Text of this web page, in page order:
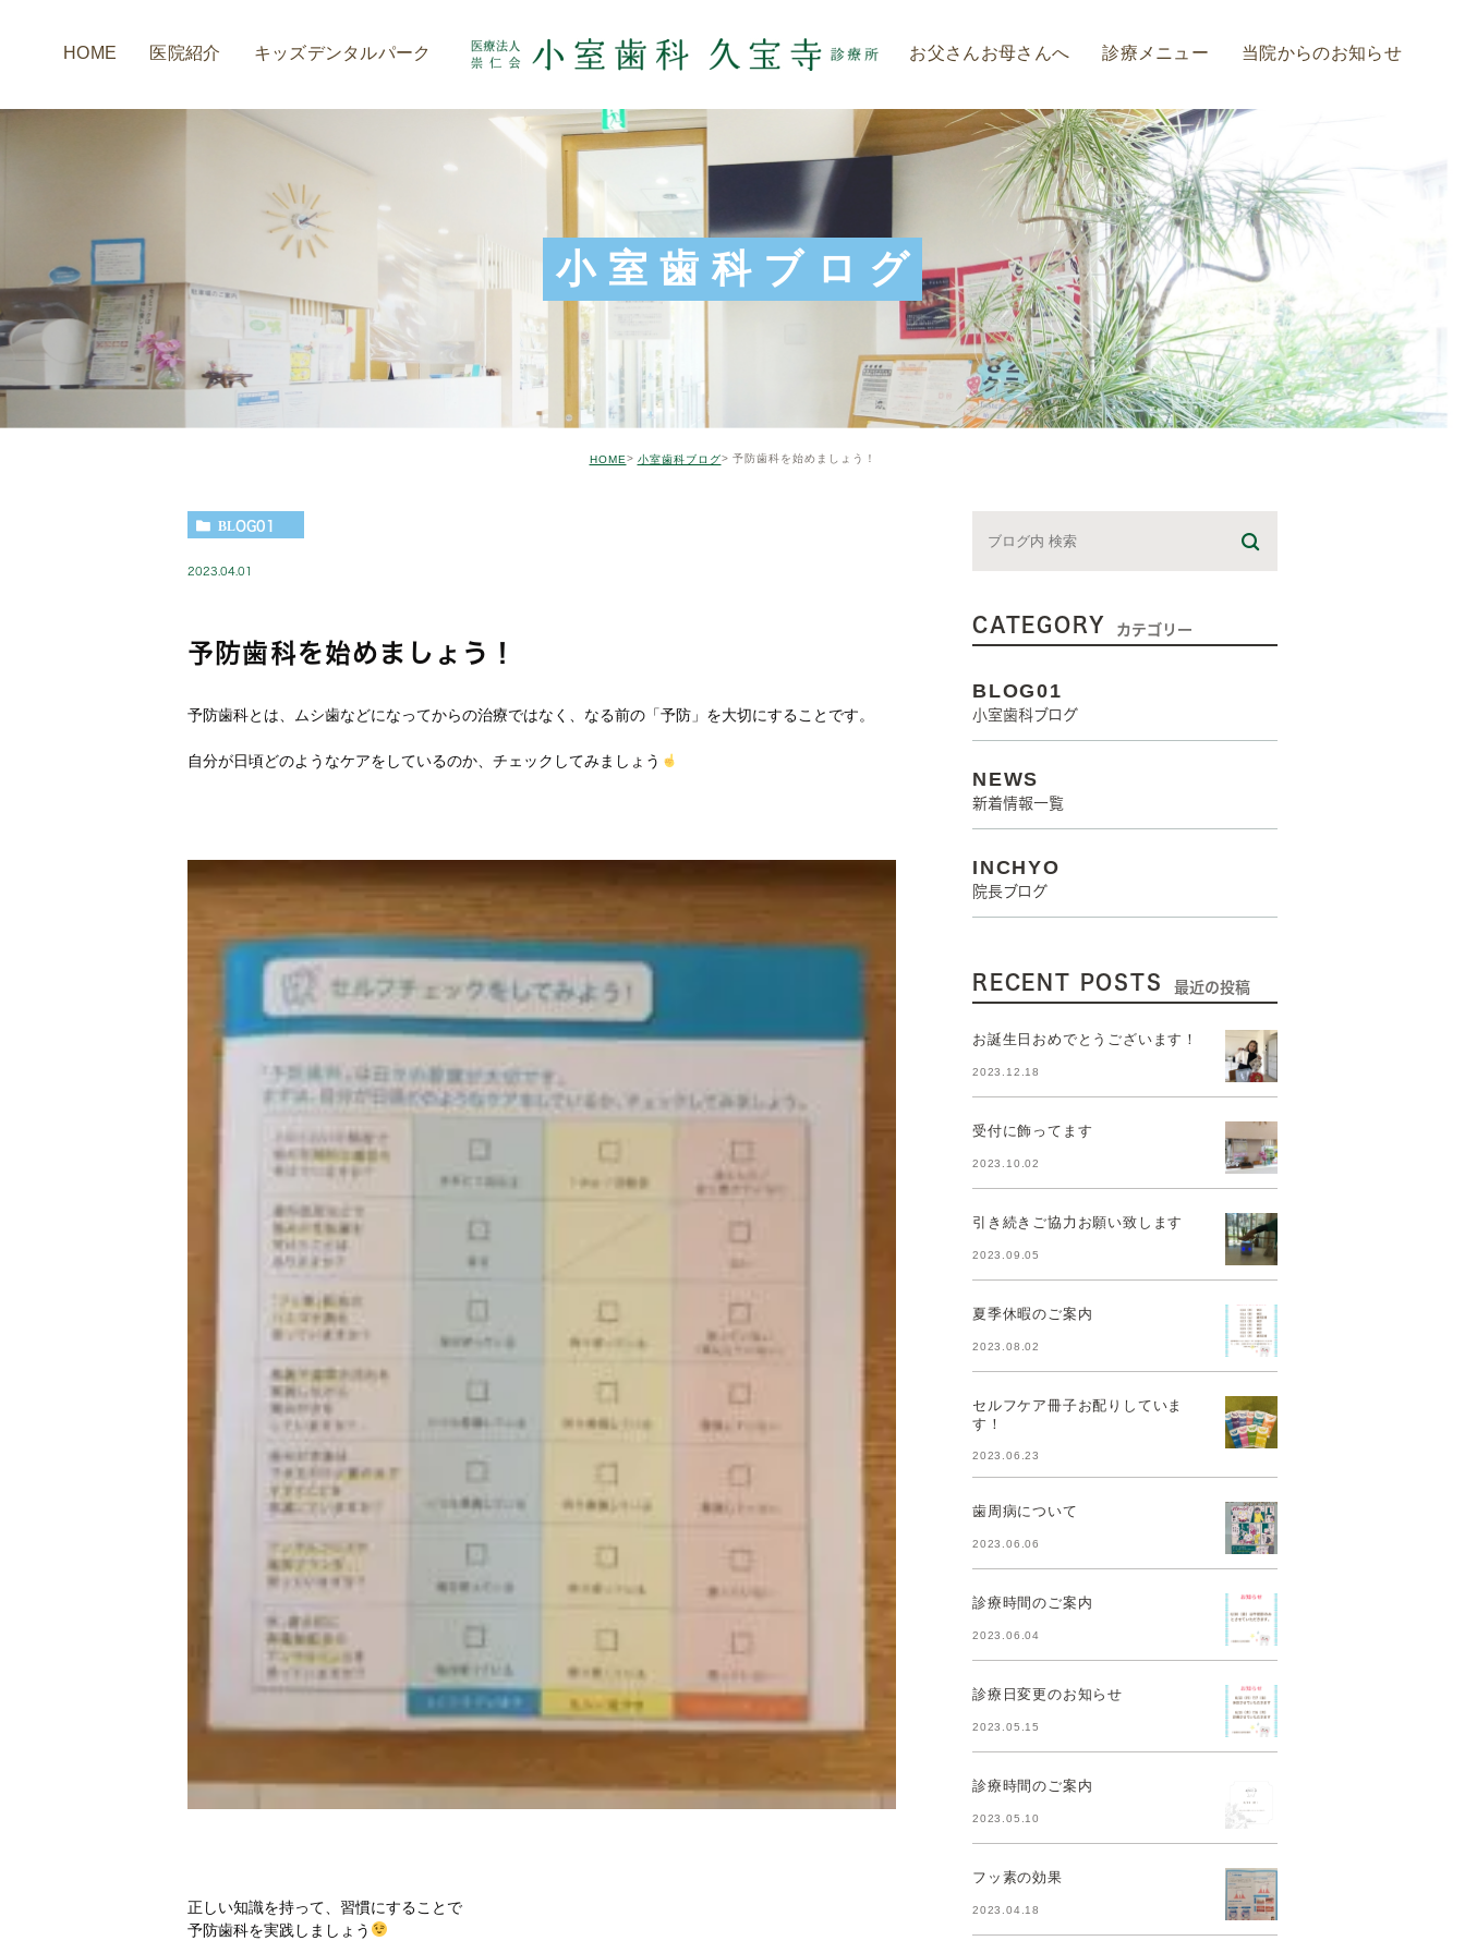
HOME 医院紹介 キッズデンタルパーク お父さんお母さんへ 診療メニュー
診療の流れ
虫歯治療
歯周病予防・治療
インプラント
入れ歯
ホワイトニング
審美治療
矯正治療
当院からのお知らせ
小室歯科ブログ
HOME 小室歯科ブログ 予防歯科を始めましょう！
BLOG01
2023.04.01
予防歯科を始めましょう！
予防歯科とは、ムシ歯などになってからの治療ではなく、なる前の「予防」を大切にすることです。
自分が日頃どのようなケアをしているのか、チェックしてみましょう
正しい知識を持って、習慣にすることで
予防歯科を実践しましょう
CATEGORY カテゴリー
BLOG01
小室歯科ブログ
NEWS
新着情報一覧
INCHYO
院長ブログ
RECENT POSTS 最近の投稿
お誕生日おめでとうございます！
2023.12.18
受付に飾ってます
2023.10.02
引き続きご協力お願い致します
2023.09.05
夏季休暇のご案内
2023.08.02
セルフケア冊子お配りしていま
す！
2023.06.23
歯周病について
2023.06.06
診療時間のご案内
2023.06.04
診療日変更のお知らせ
2023.05.15
診療時間のご案内
2023.05.10
フッ素の効果
2023.04.18